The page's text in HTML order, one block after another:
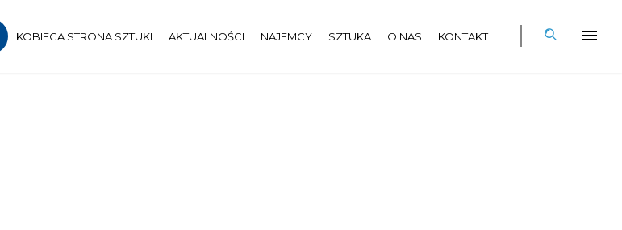
KOBIECA STRONA SZTUKI AKTUALNOŚCI NAJEMCY SZTUKA O NAS KONTAKT